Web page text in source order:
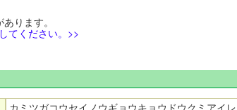
ります。
てください。>>